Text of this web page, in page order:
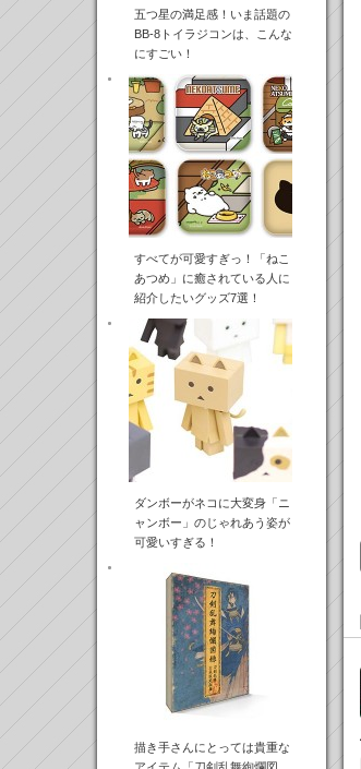
五つ星の満足感！いま話題の
BB-8トイラジコンは、こんな
にすごい！
すべてが可愛すぎっ！「ねこ
あつめ」に癒されている人に
紹介したいグッズ7選！
ダンボーがネコに大変身「ニ
ャンボー」のじゃれあう姿が
可愛いすぎる！
描き手さんにとっては貴重な